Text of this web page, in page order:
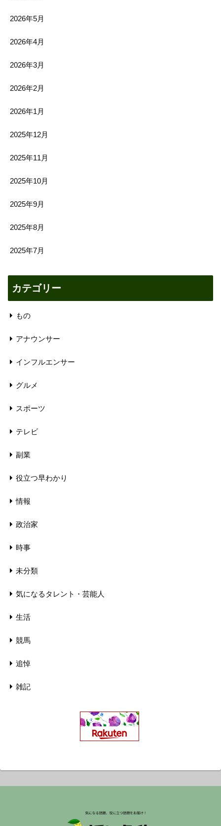
2026年5月
2026年4月
2026年3月
2026年2月
2026年1月
2025年12月
2025年11月
2025年10月
2025年9月
2025年8月
2025年7月
カテゴリー
もの
アナウンサー
インフルエンサー
グルメ
スポーツ
テレビ
副業
役立つ早わかり
情報
政治家
時事
未分類
気になるタレント・芸能人
生活
競馬
追悼
雑記